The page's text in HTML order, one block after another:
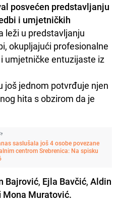
posvećen predstavljanju
i umjetničkih
leži u predstavljanju
okupljajući profesionalne
umjetničke entuzijaste iz
još jednom potvrđuje njen
hita s obzirom da je
saslušala još 4 osobe povezane
centrom Srebrenica: Na spisku
Bajrović, Ejla Bavčić, Aldin
i Mona Muratović.